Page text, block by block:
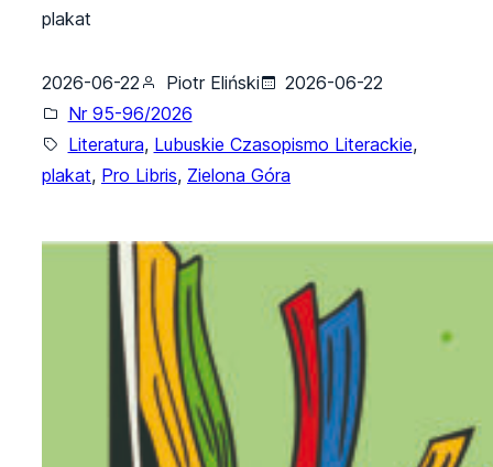
plakat
2026-06-22 Piotr Eliński
2026-06-22
Nr 95-96/2026
Literatura, Lubuskie Czasopismo Literackie,
plakat, Pro Libris, Zielona Góra